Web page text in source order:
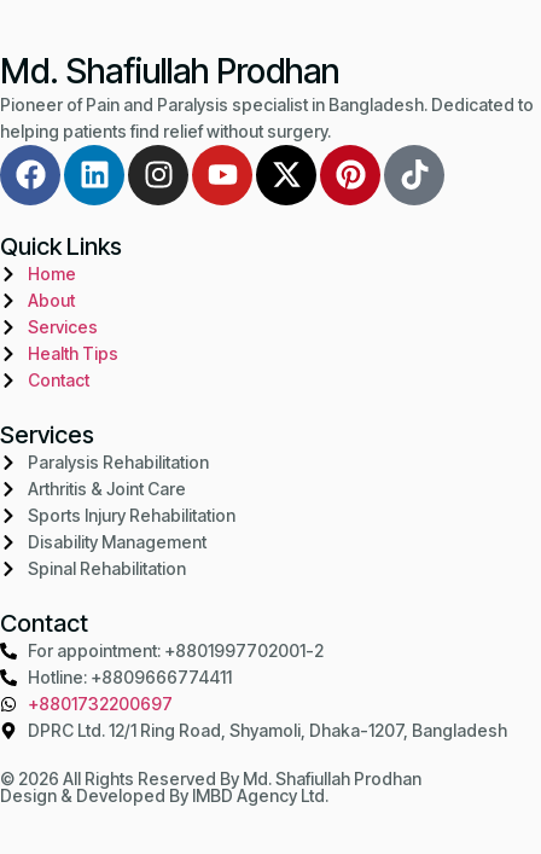
Md. Shafiullah Prodhan
Pioneer of Pain and Paralysis specialist in Bangladesh. Dedicated to
helping patients find relief without surgery.
Quick Links
Home
About
Services
Health Tips
Contact
Services
Paralysis Rehabilitation
Arthritis & Joint Care
Sports Injury Rehabilitation
Disability Management
Spinal Rehabilitation
Contact
For appointment: +8801997702001-2
Hotline: +8809666774411
+8801732200697
DPRC Ltd. 12/1 Ring Road, Shyamoli, Dhaka-1207, Bangladesh
© 2026 All Rights Reserved By Md. Shafiullah Prodhan
Design & Developed By IMBD Agency Ltd.